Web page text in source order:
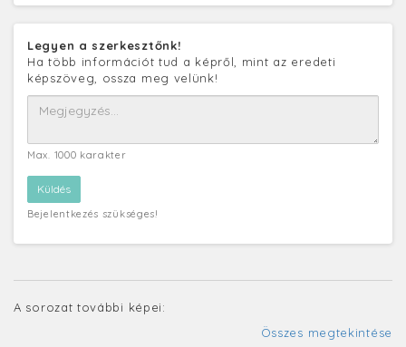
Legyen a szerkesztőnk!
Ha több információt tud a képről, mint az eredeti
képszöveg, ossza meg velünk!
Max. 1000 karakter
Bejelentkezés szükséges!
A sorozat további képei:
Összes megtekintése